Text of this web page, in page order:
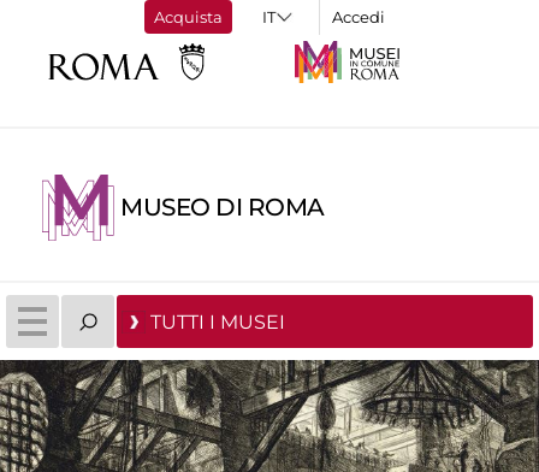
Acquista Accedi
MUSEO DI ROMA
TUTTI I MUSEI